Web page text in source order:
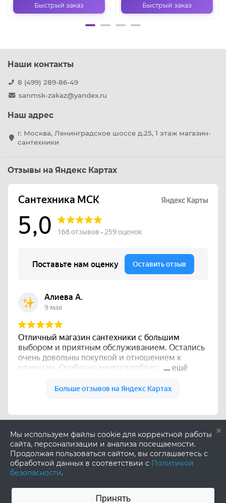
×
Мы используем файлы cookie для корректной работы
сайта, персонализации и анализа посещаемости.
Продолжая пользоваться сайтом, вы соглашаетесь с
обработкой данных в соответствии с Политикой
безопасности.
Принять
Быстрый заказ Быстрый заказ
Наши контакты
8 (499) 289-86-49
sanmsk-zakaz@yandex.ru
Наш адрес
г. Москва, Ленинградское шоссе д.25, 1 этаж магазин-
сантехники
Отзывы на Яндекс Картах